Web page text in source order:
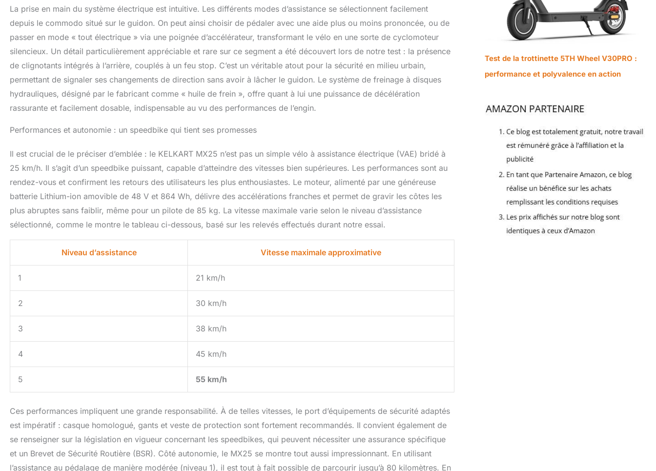
La prise en main du système électrique est intuitive. Les différents modes d’assistance se sélectionnent facilement
depuis le commodo situé sur le guidon. On peut ainsi choisir de pédaler avec une aide plus ou moins prononcée, ou de
passer en mode « tout électrique » via une poignée d’accélérateur, transformant le vélo en une sorte de cyclomoteur
silencieux. Un détail particulièrement appréciable et rare sur ce segment a été découvert lors de notre test : la présence
de clignotants intégrés à l’arrière, couplés à un feu stop. C’est un véritable atout pour la sécurité en milieu urbain,
permettant de signaler ses changements de direction sans avoir à lâcher le guidon. Le système de freinage à disques
hydrauliques, désigné par le fabricant comme « huile de frein », offre quant à lui une puissance de décélération
rassurante et facilement dosable, indispensable au vu des performances de l’engin.
Performances et autonomie : un speedbike qui tient ses promesses
Il est crucial de le préciser d’emblée : le KELKART MX25 n’est pas un simple vélo à assistance électrique (VAE) bridé à
25 km/h. Il s’agit d’un speedbike puissant, capable d’atteindre des vitesses bien supérieures. Les performances sont au
rendez-vous et confirment les retours des utilisateurs les plus enthousiastes. Le moteur, alimenté par une généreuse
batterie Lithium-ion amovible de 48 V et 864 Wh, délivre des accélérations franches et permet de gravir les côtes les
plus abruptes sans faiblir, même pour un pilote de 85 kg. La vitesse maximale varie selon le niveau d’assistance
sélectionné, comme le montre le tableau ci-dessous, basé sur les relevés effectués durant notre essai.
Niveau d’assistance Vitesse maximale approximative
1 21 km/h
2 30 km/h
3 38 km/h
4 45 km/h
5 55 km/h
Ces performances impliquent une grande responsabilité. À de telles vitesses, le port d’équipements de sécurité adaptés
est impératif : casque homologué, gants et veste de protection sont fortement recommandés. Il convient également de
se renseigner sur la législation en vigueur concernant les speedbikes, qui peuvent nécessiter une assurance spécifique
et un Brevet de Sécurité Routière (BSR). Côté autonomie, le MX25 se montre tout aussi impressionnant. En utilisant
l’assistance au pédalage de manière modérée (niveau 1), il est tout à fait possible de parcourir jusqu’à 80 kilomètres. En
Test de la trottinette 5TH Wheel V30PRO :
performance et polyvalence en action